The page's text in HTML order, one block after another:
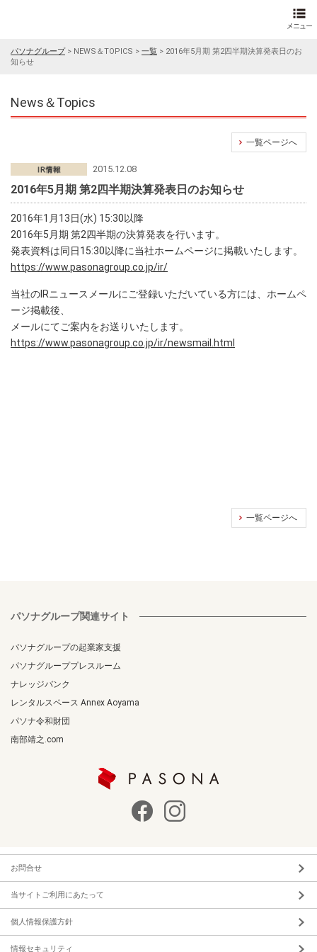
パソナグループ> NEWS＆TOPICS > 一覧 > 2016年5月期 第2四半期決算発表日のお
知らせ
News＆Topics
一覧ページへ
2015.12.08
2016年5月期 第2四半期決算発表日のお知らせ
2016年1月13日(水) 15:30以降
2016年5月期 第2四半期の決算発表を行います。
発表資料は同日15:30以降に当社ホームページに掲載いたします。
https://www.pasonagroup.co.jp/ir/
当社のIRニュースメールにご登録いただいている方には、ホームペ
ージ掲載後、
メールにてご案内をお送りいたします。
https://www.pasonagroup.co.jp/ir/newsmail.html
一覧ページへ
パソナグループ関連サイト
パソナグループの起業家支援
パソナグループプレスルーム
ナレッジバンク
レンタルスペース Annex Aoyama
パソナ令和財団
南部靖之.com
お問合せ
当サイトご利用にあたって
個人情報保護方針
情報セキュリティ